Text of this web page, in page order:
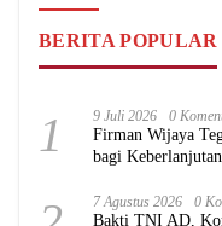
BERITA POPULAR
1 9 Juli 2026 0
Firman Wijaya
bagi
7 Agustus 2026 0
Bakti TNI AD,